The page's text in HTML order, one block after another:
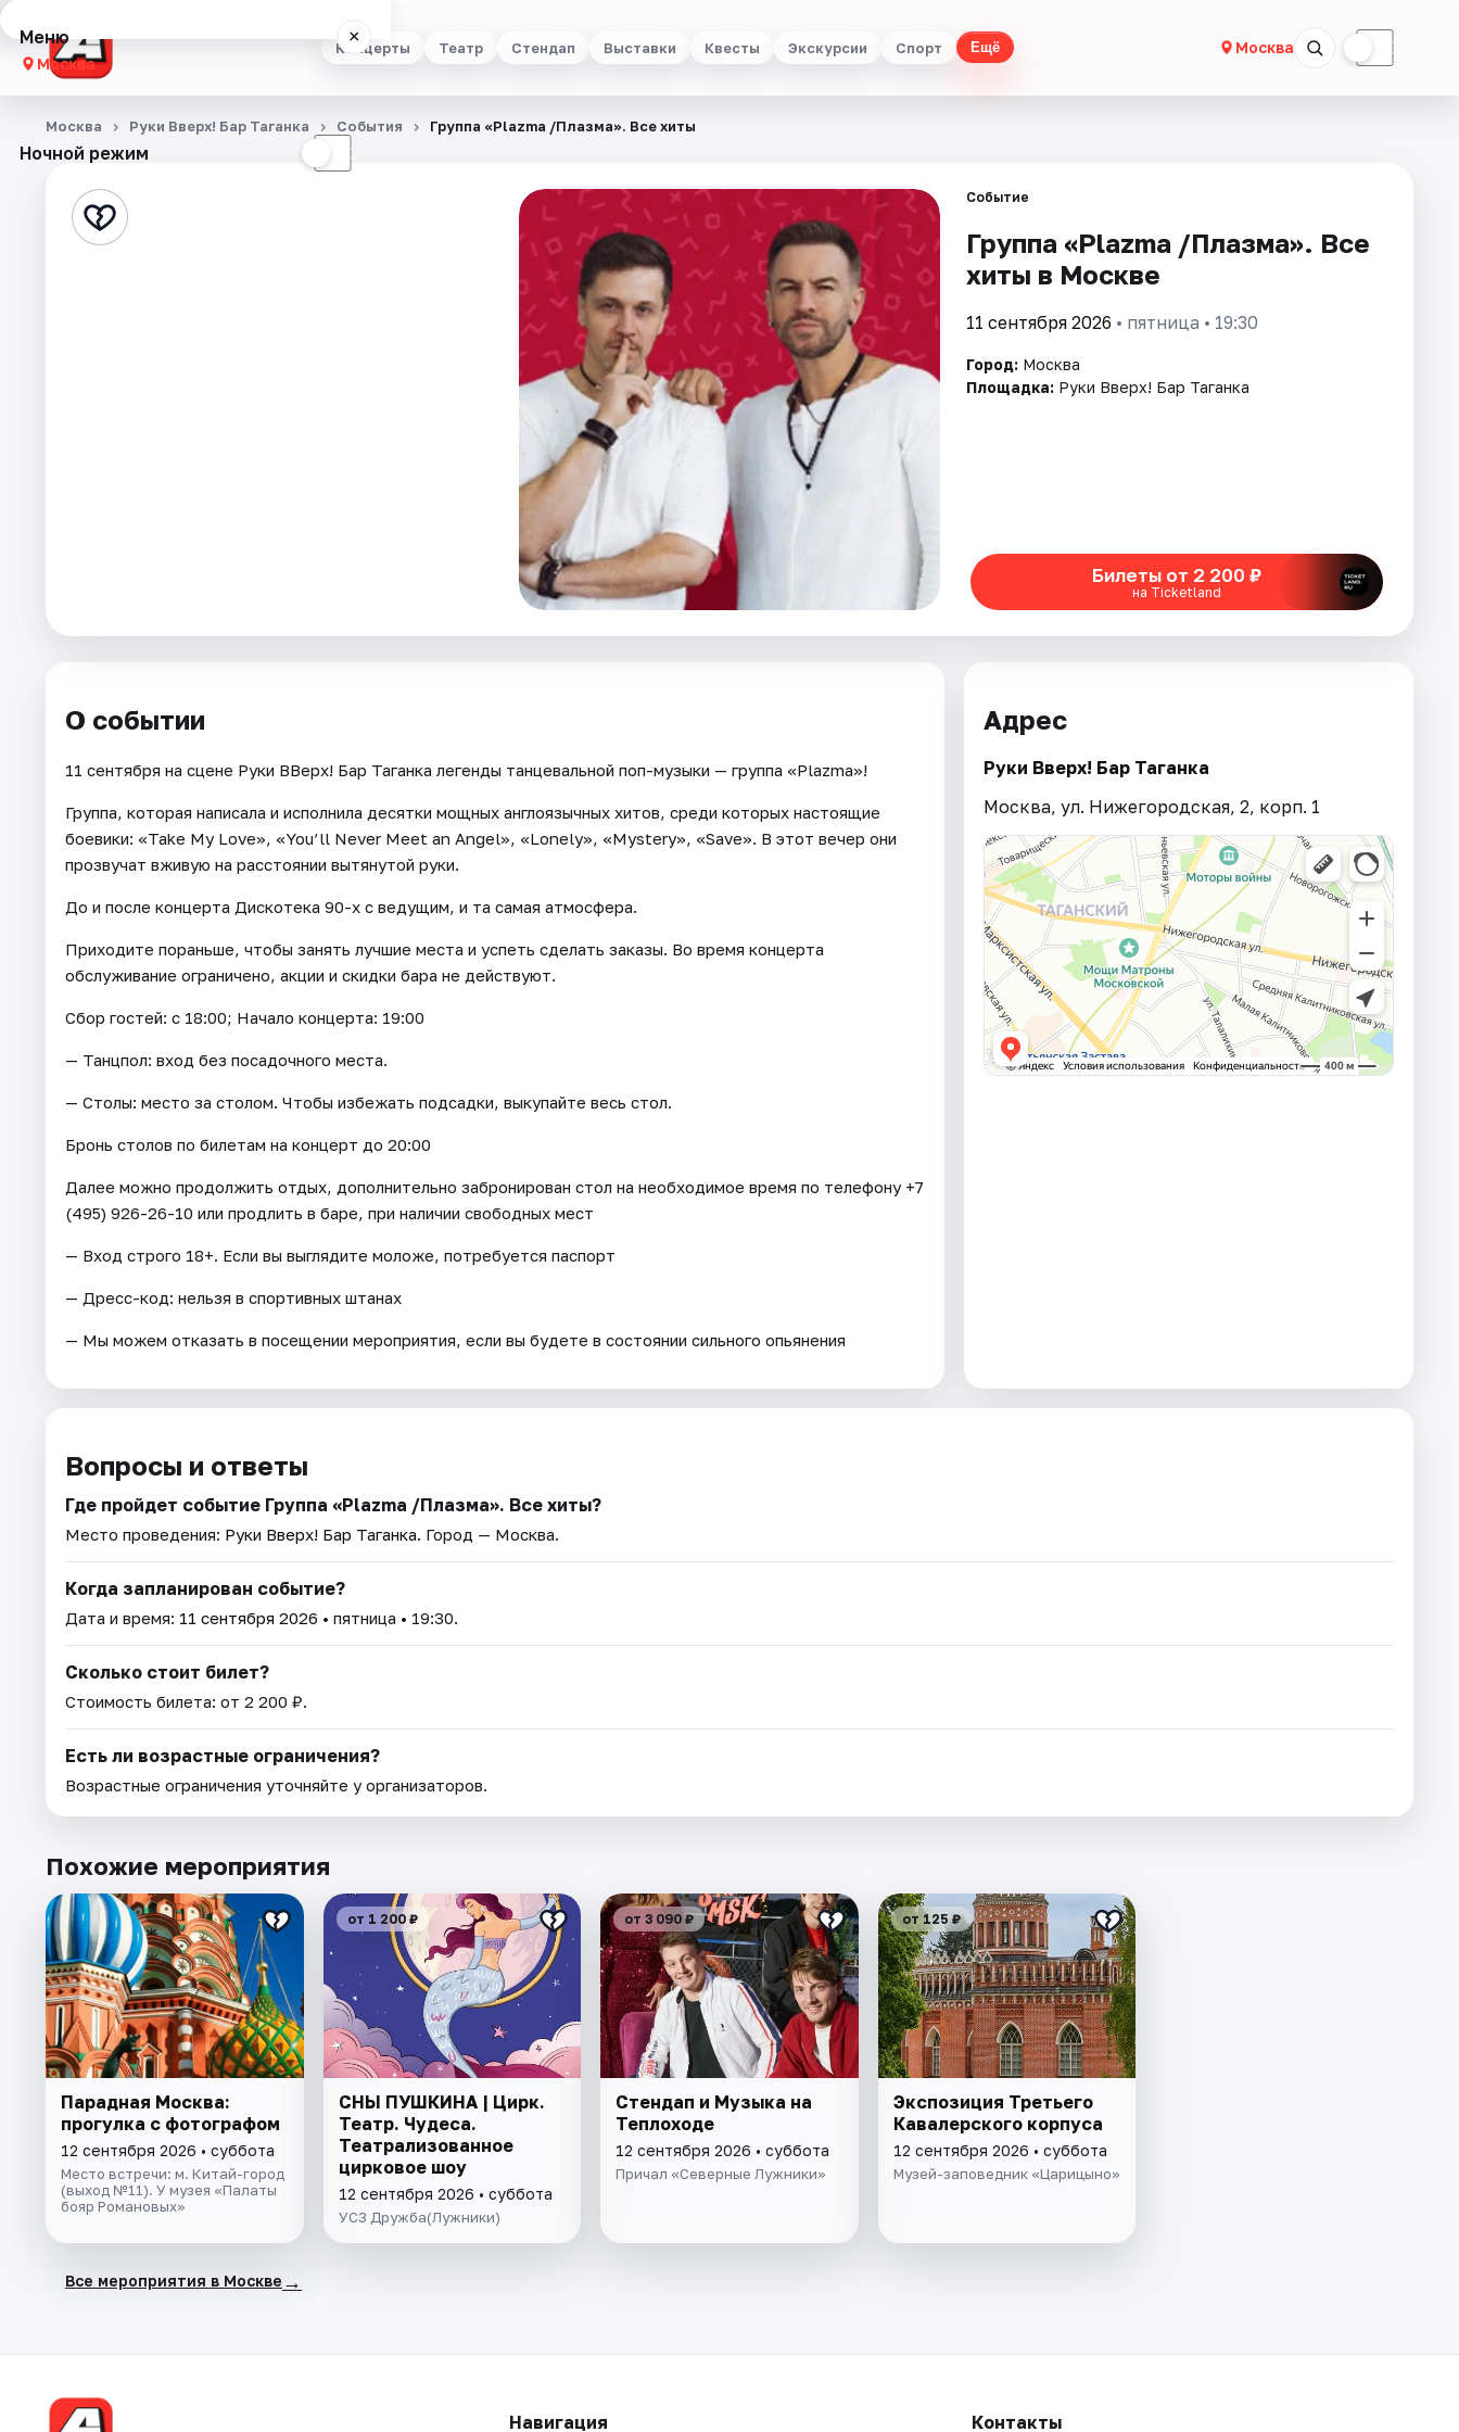
Концерты Театр Стендап Выставки Квесты Экскурсии Спорт Ещё Москва ☾
Меню ×
Москва
Концерты
Стендап
Ночной режим ☾
Москва Руки Вверх! Бар Таганка События Группа «Plazma /Плазма». Все хиты
Событие
Группа «Plazma /Плазма». Все
хиты в Москве
11 сентября 2026 • пятница • 19:30
Город: Москва
Площадка: Руки Вверх! Бар Таганка
Билеты от 2 200 ₽
на Ticketland
О событии
11 сентября на сцене Руки ВВерх! Бар Таганка легенды танцевальной поп-музыки — группа «Plazma»!
Группа, которая написала и исполнила десятки мощных англоязычных хитов, среди которых настоящие
боевики: «Take My Love», «You’ll Never Meet an Angel», «Lonely», «Mystery», «Save». В этот вечер они
прозвучат вживую на расстоянии вытянутой руки.
До и после концерта Дискотека 90-х с ведущим, и та самая атмосфера.
Приходите пораньше, чтобы занять лучшие места и успеть сделать заказы. Во время концерта
обслуживание ограничено, акции и скидки бара не действуют.
Сбор гостей: с 18:00; Начало концерта: 19:00
— Танцпол: вход без посадочного места.
— Столы: место за столом. Чтобы избежать подсадки, выкупайте весь стол.
Бронь столов по билетам на концерт до 20:00
Далее можно продолжить отдых, дополнительно забронирован стол на необходимое время по телефону +7
(495) 926-26-10 или продлить в баре, при наличии свободных мест
— Вход строго 18+. Если вы выглядите моложе, потребуется паспорт
— Дресс-код: нельзя в спортивных штанах
— Мы можем отказать в посещении мероприятия, если вы будете в состоянии сильного опьянения
Адрес
Руки Вверх! Бар Таганка
Москва, ул. Нижегородская, 2, корп. 1
Вопросы и ответы
Где пройдет событие Группа «Plazma /Плазма». Все хиты?
Место проведения: Руки Вверх! Бар Таганка. Город — Москва.
Когда запланирован событие?
Дата и время: 11 сентября 2026 • пятница • 19:30.
Сколько стоит билет?
Стоимость билета: от 2 200 ₽.
Есть ли возрастные ограничения?
Возрастные ограничения уточняйте у организаторов.
Похожие мероприятия
Парадная Москва:
прогулка с фотографом
12 сентября 2026 • суббота
Место встречи: м. Китай-город
(выход №11). У музея «Палаты
бояр Романовых»
от 1 200 ₽
СНЫ ПУШКИНА | Цирк.
Театр. Чудеса.
Театрализованное
цирковое шоу
12 сентября 2026 • суббота
УСЗ Дружба(Лужники)
от 3 090 ₽
Стендап и Музыка на
Теплоходе
12 сентября 2026 • суббота
Причал «Северные Лужники»
от 125 ₽
Экспозиция Третьего
Кавалерского корпуса
12 сентября 2026 • суббота
Музей-заповедник «Царицыно»
Все мероприятия в Москве →
Навигация Контакты